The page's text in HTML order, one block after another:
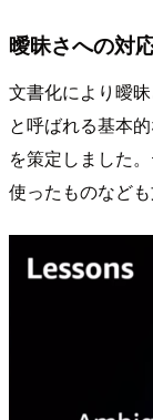
曖昧さへの対
文書化により曖
と呼ばれる基本
を策定しました
使ったものなども